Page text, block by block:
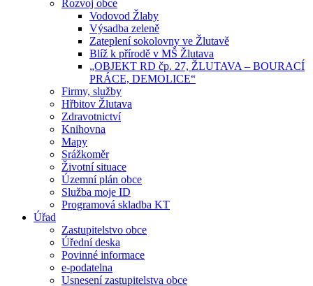
Rozvoj obce
Vodovod Žlaby
Výsadba zeleně
Zateplení sokolovny ve Žlutavě
Blíž k přírodě v MŠ Žlutava
„OBJEKT RD čp. 27, ŽLUTAVA – BOURACÍ
PRÁCE, DEMOLICE“
Firmy, služby
Hřbitov Žlutava
Zdravotnictví
Knihovna
Mapy
Srážkoměr
Životní situace
Územní plán obce
Služba moje ID
Programová skladba KT
Úřad
Zastupitelstvo obce
Úřední deska
Povinné informace
e-podatelna
Usnesení zastupitelstva obce